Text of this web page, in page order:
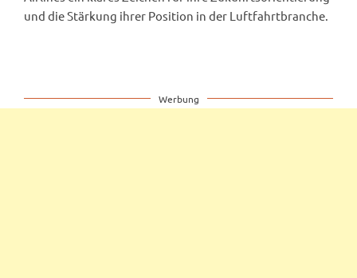
und die Stärkung ihrer Position in der Luftfahrtbranche.
Werbung